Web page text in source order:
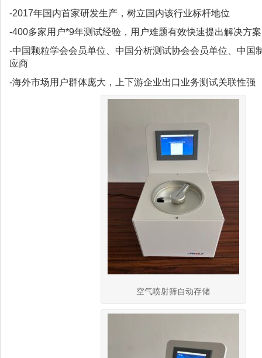
-2017年国内首家研发生产，树立国内该行业标杆地位
-400多家用户*9年测试经验，用户难题有效快速提出解决方案
-中国颗粒学会会员单位、中国分析测试协会会员单位、中国
应商
-海外市场用户群体庞大，上下游企业出口业务测试关联性强
空气喷射筛自动存储